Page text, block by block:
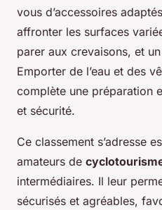
vous d’accessoires
affronter les surfaces
parer aux crevaisons, et
Emporter de l’eau et des
complète une préparation
et sécurité.
Ce classement s’adresse
amateurs de
intermédiaires. Il leur
sécurisés et agréables,